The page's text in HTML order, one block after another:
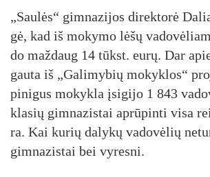
„Sau­lės“ gim­na­zi­jos di­rek­to­rė
gė, kad iš mo­ky­mo lė­šų
do maž­daug 14 tūkst. eu­rų. Dar
gau­ta iš „Ga­li­my­bių mo­kyk­los“
pi­ni­gus mo­kyk­la įsi­gi­jo 1 843
kla­sių gim­na­zis­tai ap­rū­pin­ti vi­sa
ra. Kai ku­rių da­ly­kų va­do­vė­lių
gim­na­zis­tai bei vy­res­ni.